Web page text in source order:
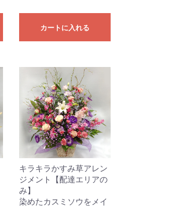
カートに入れる
キラキラかすみ草アレン
ジメント【配達エリアの
み】
染めたカスミソウをメイ